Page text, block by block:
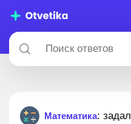
Математика: задал